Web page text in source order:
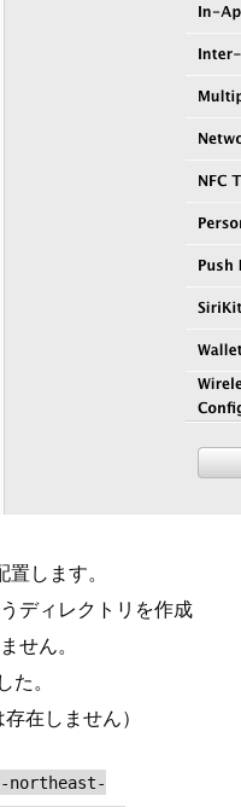
します。
ディレクトリを作成
せん。
。
在しません）
northeast-